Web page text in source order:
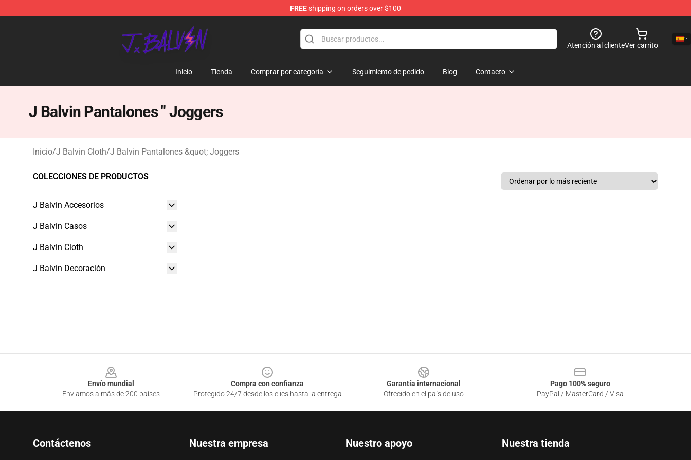
FREEshipping on orders over $100
J Balvin Store - Official J Balvin Merchandise Shop
Atención al clienteVer carrito
Inicio Tienda Comprar por categoría Seguimiento de pedido Blog Contacto
J Balvin Pantalones " Joggers
Inicio/J Balvin Cloth/J Balvin Pantalones &quot; Joggers
COLECCIONES DE PRODUCTOS
J Balvin Accesorios
J Balvin Casos
J Balvin Cloth
J Balvin Decoración
Envío mundial
Enviamos a más de 200 países
Compra con confianza
Protegido 24/7 desde los clics hasta la entrega
Garantía internacional
Ofrecido en el país de uso
Pago 100% seguro
PayPal / MasterCard / Visa
Contáctenos Nuestra empresa Nuestro apoyo Nuestra tienda